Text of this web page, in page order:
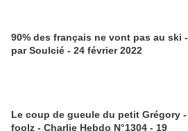
90% des français ne vont pas au ski -
par Soulcié - 24 février 2022
Le coup de gueule du petit Grégory -
foolz - Charlie Hebdo N°1304 - 19